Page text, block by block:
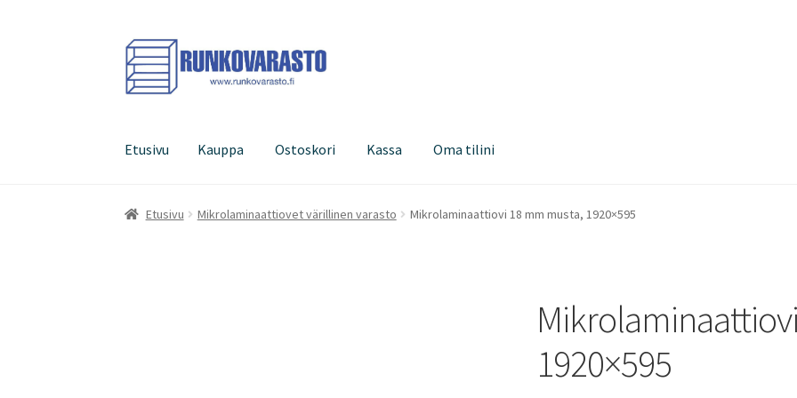
Siirry
navigointiin
Siirry
sisältöön
Etusivu Kauppa Ostoskori Kassa Oma tilini
Etusivu Kauppa Ostoskori Kassa Oma tilini
Etusivu Mikrolaminaattiovet värillinen varasto Mikrolaminaattiovi 18 mm musta, 1920×595
1920×595